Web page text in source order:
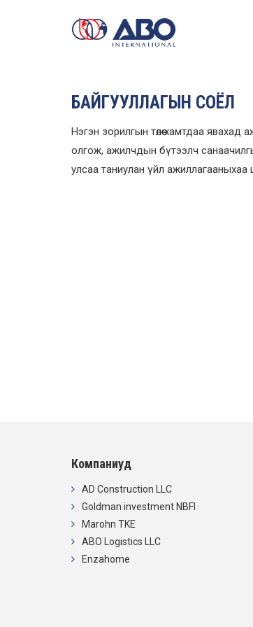
БАЙГУУЛЛАГЫН СОЁЛ
Нэгэн зорилгын төлөө хамтдаа
олгож, ажилчдын бүтээлч
улсаа таниулан үйл ажиллагааныхаа
Компаниуд
AD Construction LLC
Goldman investment NBFI
Marohn TKE
ABO Logistics LLC
Enzahome